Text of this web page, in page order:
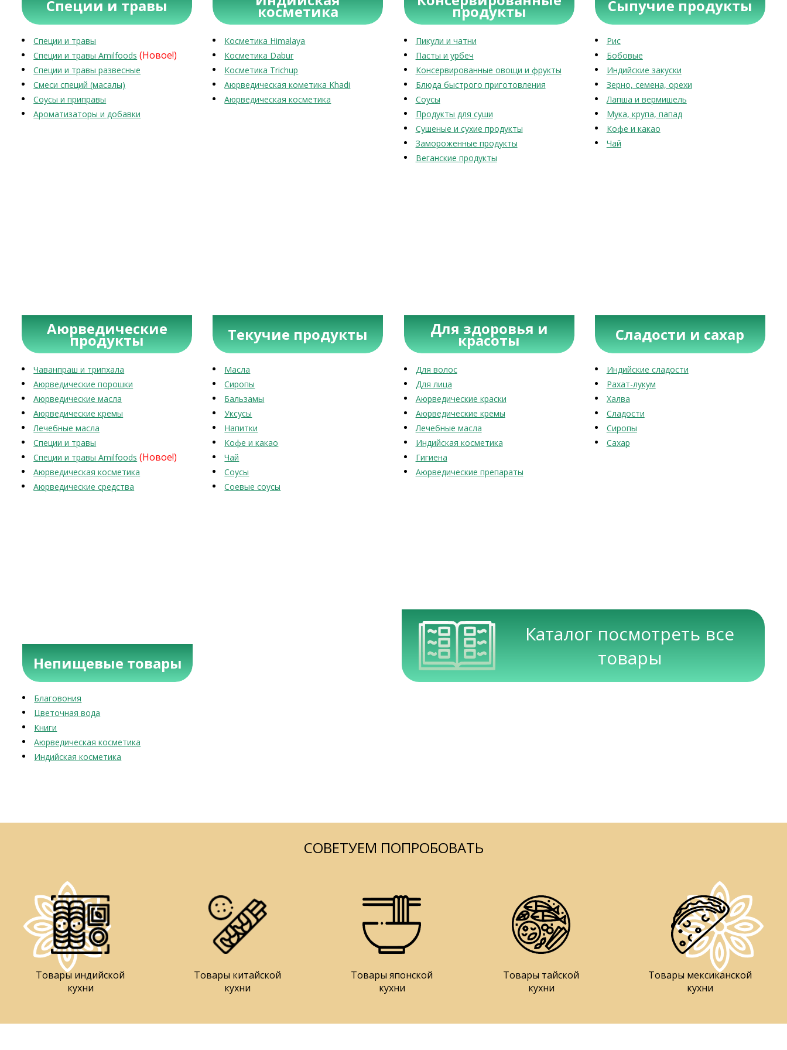
Специи и травы
Специи и травы
Специи и травы Amilfoods (Новое!)
Специи и травы развесные
Смеси специй (масалы)
Соусы и приправы
Ароматизаторы и добавки
косметика
Косметика Himalaya
Косметика Dabur
Косметика Trichup
Аюрведическая кометика Khadi
Аюрведическая косметика
продукты
Пикули и чатни
Пасты и урбеч
Консервированные овощи и фрукты
Блюда быстрого приготовления
Соусы
Продукты для суши
Сушеные и сухие продукты
Замороженные продукты
Веганские продукты
Сыпучие продукты
Рис
Бобовые
Индийские закуски
Зерно, семена, орехи
Лапша и вермишель
Мука, крупа, папад
Кофе и какао
Чай
Аюрведические
продукты
Чаванпраш и трипхала
Аюрведические порошки
Аюрведические масла
Аюрведические кремы
Лечебные масла
Специи и травы
Специи и травы Amilfoods (Новое!)
Аюрведическая косметика
Аюрведические средства
Текучие продукты
Масла
Сиропы
Бальзамы
Уксусы
Напитки
Кофе и какао
Чай
Соусы
Соевые соусы
Для здоровья и
красоты
Для волос
Для лица
Аюрведические краски
Аюрведические кремы
Лечебные масла
Индийская косметика
Гигиена
Аюрведические препараты
Сладости и сахар
Индийские сладости
Рахат-лукум
Халва
Сладости
Сиропы
Сахар
Непищевые товары
Благовония
Цветочная вода
Книги
Аюрведическая косметика
Индийская косметика
Каталог посмотреть все
товары
СОВЕТУЕМ ПОПРОБОВАТЬ
Товары индийской
кухни
Товары китайской
кухни
Товары японской
кухни
Товары тайской
кухни
Товары мексиканской
кухни